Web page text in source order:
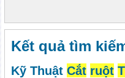
Kết quả tìm
Kỹ Thuật Cắt ruột